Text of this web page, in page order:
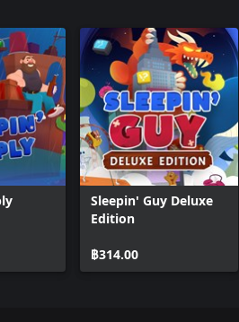
Sleepin' Guy Deluxe
Edition
฿314.00